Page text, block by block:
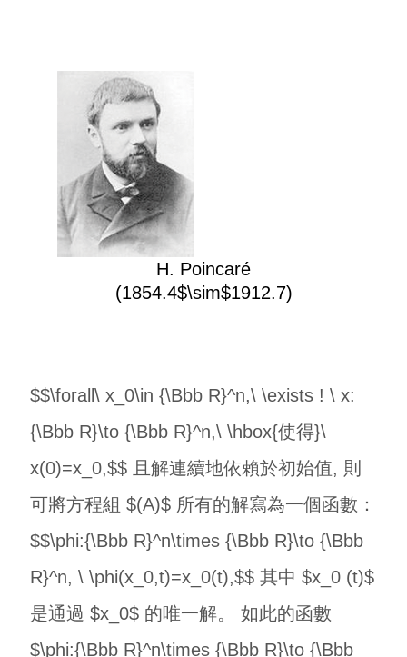
H. Poincaré
(1854.4$\sim$1912.7)
$$\forall\ x_0\in {\Bbb R}^n,\ \exists ! \ x:
{\Bbb R}\to {\Bbb R}^n,\ \hbox{使得}\
x(0)=x_0,$$ 且解連續地依賴於初始值, 則
可將方程組 $(A)$ 所有的解寫為一個函數：
$$\phi:{\Bbb R}^n\times {\Bbb R}\to {\Bbb
R}^n, \ \phi(x_0,t)=x_0(t),$$ 其中 $x_0 (t)$
是通過 $x_0$ 的唯一解。 如此的函數
$\phi:{\Bbb R}^n\times {\Bbb R}\to {\Bbb